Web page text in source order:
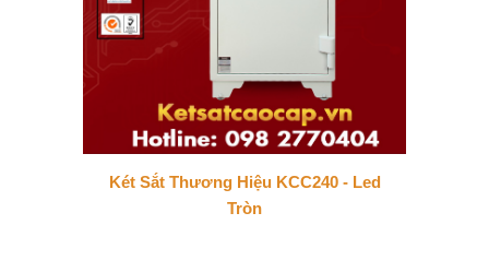
Két Sắt Thương Hiệu KCC240 - Led
Tròn